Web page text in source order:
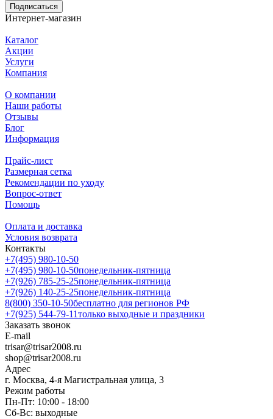
Подписаться
Интернет-магазин
Каталог
Акции
Услуги
Компания
О компании
Наши работы
Отзывы
Блог
Информация
Прайс-лист
Размерная сетка
Рекомендации по уходу
Вопрос-ответ
Помощь
Оплата и доставка
Условия возврата
Контакты
+7(495) 980-10-50
+7(495) 980-10-50понедельник-пятница
+7(926) 785-25-25понедельник-пятница
+7(926) 140-25-25понедельник-пятница
8(800) 350-10-50бесплатно для регионов РФ
+7(925) 544-79-11только выходные и праздники
Заказать звонок
E-mail
trisar@trisar2008.ru
shop@trisar2008.ru
Адрес
г. Москва, 4-я Магистральная улица, 3
Режим работы
Пн-Пт: 10:00 - 18:00
Сб-Вс: выходные